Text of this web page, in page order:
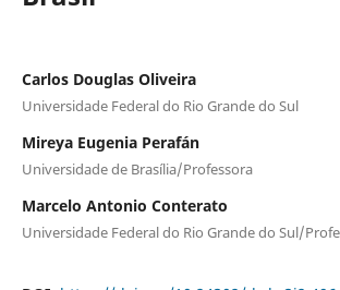
Carlos Douglas Oliveira
Universidade Federal do Rio Grande do Sul
Mireya Eugenia Perafán
Universidade de Brasília/Professora
Marcelo Antonio Conterato
Universidade Federal do Rio Grande do Sul/